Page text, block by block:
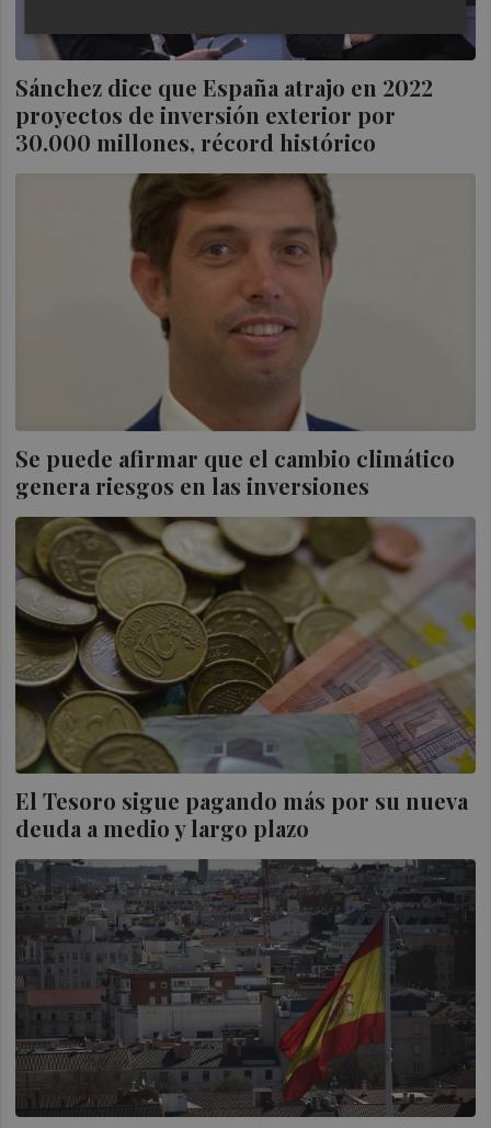
Sánchez dice que España atrajo en 2022
proyectos de inversión exterior por
30.000 millones, récord histórico
Se puede afirmar que el cambio climático
genera riesgos en las inversiones
El Tesoro sigue pagando más por su nueva
deuda a medio y largo plazo